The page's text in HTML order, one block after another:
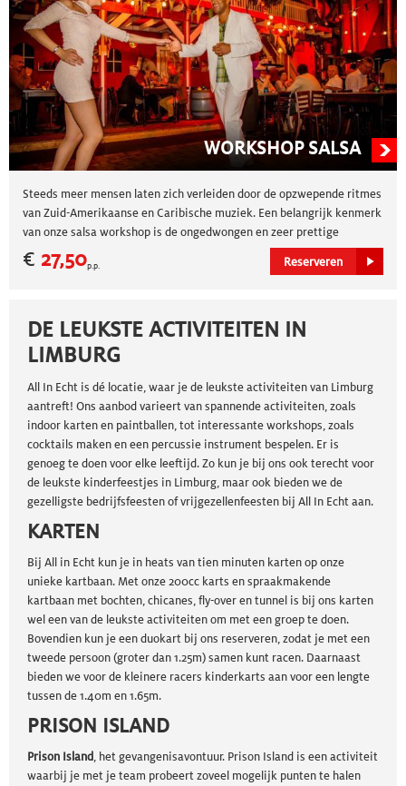
WORKSHOP SALSA
Steeds meer mensen laten zich verleiden door de opzwepende ritmes
van Zuid-Amerikaanse en Caribische muziek. Een belangrijk kenmerk
van onze salsa workshop is de ongedwongen en zeer prettige
Caribische sfeer. Je leert de belangrijkste basispassen, danshouding
en partner moves. De workshop duurt +/- 60 minuten.
€ 27,50p.p. Reserveren
DE LEUKSTE ACTIVITEITEN IN
LIMBURG
All In Echt is dé locatie, waar je de leukste activiteiten van Limburg
aantreft! Ons aanbod varieert van spannende activiteiten, zoals
indoor karten en paintballen, tot interessante workshops, zoals
cocktails maken en een percussie instrument bespelen. Er is
genoeg te doen voor elke leeftijd. Zo kun je bij ons ook terecht voor
de leukste kinderfeestjes in Limburg, maar ook bieden we de
gezelligste bedrijfsfeesten of vrijgezellenfeesten bij All In Echt aan.
KARTEN
Bij All in Echt kun je in heats van tien minuten karten op onze
unieke kartbaan. Met onze 200cc karts en spraakmakende
kartbaan met bochten, chicanes, fly-over en tunnel is bij ons karten
wel een van de leukste activiteiten om met een groep te doen.
Bovendien kun je een duokart bij ons reserveren, zodat je met een
tweede persoon (groter dan 1.25m) samen kunt racen. Daarnaast
bieden we voor de kleinere racers kinderkarts aan voor een lengte
tussen de 1.40m en 1.65m.
PRISON ISLAND
Prison Island, het gevangenisavontuur. Prison Island is een activiteit
waarbij je met je team probeert zoveel mogelijk punten te halen